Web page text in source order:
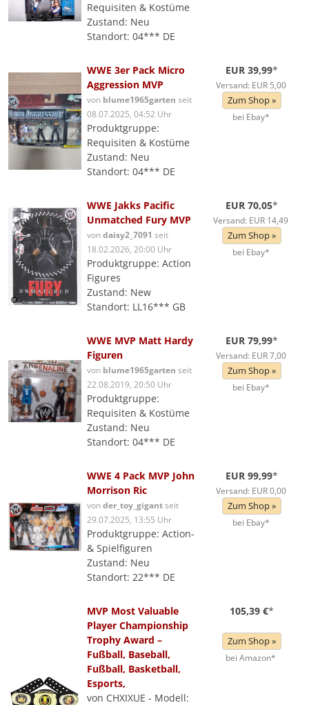
Requisiten & Kostüme
Zustand: Neu
Standort: 04*** DE
WWE 3er Pack Micro
Aggression MVP
von blume1965garten seit
08.07.2025, 04:52 Uhr
Produktgruppe:
Requisiten & Kostüme
Zustand: Neu
Standort: 04*** DE
EUR 39,99*
Versand: EUR 5,00
Zum Shop »
bei Ebay*
WWE Jakks Pacific
Unmatched Fury MVP
vondaisy2_7091 seit
18.02.2026, 20:00 Uhr
Produktgruppe: Action
Figures
Zustand: New
Standort: LL16*** GB
EUR 70,05*
Versand: EUR 14,49
Zum Shop »
bei Ebay*
WWE MVP Matt Hardy
Figuren
von blume1965garten seit
22.08.2019, 20:50 Uhr
Produktgruppe:
Requisiten & Kostüme
Zustand: Neu
Standort: 04*** DE
EUR 79,99*
Versand: EUR 7,00
Zum Shop »
bei Ebay*
WWE 4 Pack MVP John
Morrison Ric
vonder_toy_gigantseit
29.07.2025, 13:55 Uhr
Produktgruppe: Action-
& Spielfiguren
Zustand: Neu
Standort: 22*** DE
EUR 99,99*
Versand: EUR 0,00
Zum Shop »
bei Ebay*
MVP Most Valuable
Player Championship
Trophy Award –
Fußball, Baseball,
Fußball, Basketball,
Esports,
von CHXIXUE - Modell:
105,39 €*
Zum Shop »
bei Amazon*